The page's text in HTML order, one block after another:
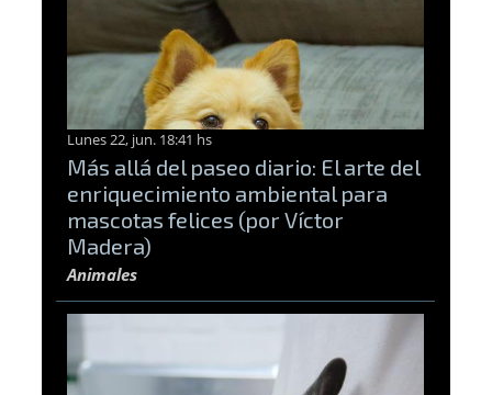
Lunes 22, jun. 18:41 hs
Más allá del paseo diario: El arte del
enriquecimiento ambiental para
mascotas felices (por Víctor
Madera)
Animales